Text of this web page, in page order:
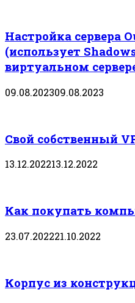
Настройка сервера
(использует
виртуальном
09.08.202309.08.2023
Свой собственный
13.12.202213.12.2022
Как покупать
23.07.202221.10.2022
Корпус из